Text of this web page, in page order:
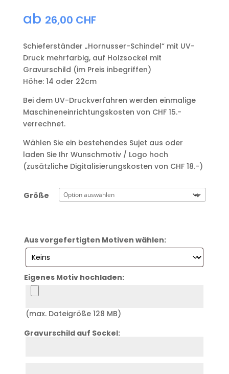
ab 26,00 CHF
Schieferständer „Hornusser-Schindel“ mit UV-
Druck mehrfarbig, auf Holzsockel mit
Gravurschild (im Preis inbegriffen)
Höhe: 14 oder 22cm
Bei dem UV-Druckverfahren werden einmalige
Maschineneinrichtungskosten von CHF 15.-
verrechnet.
Wählen Sie ein bestehendes Sujet aus oder
laden Sie Ihr Wunschmotiv / Logo hoch
(zusätzliche Digitalisierungskosten von CHF 18.-)
Größe
Aus vorgefertigten Motiven wählen:
Eigenes Motiv hochladen:
(max. Dateigröße 128 MB)
Gravurschild auf Sockel: